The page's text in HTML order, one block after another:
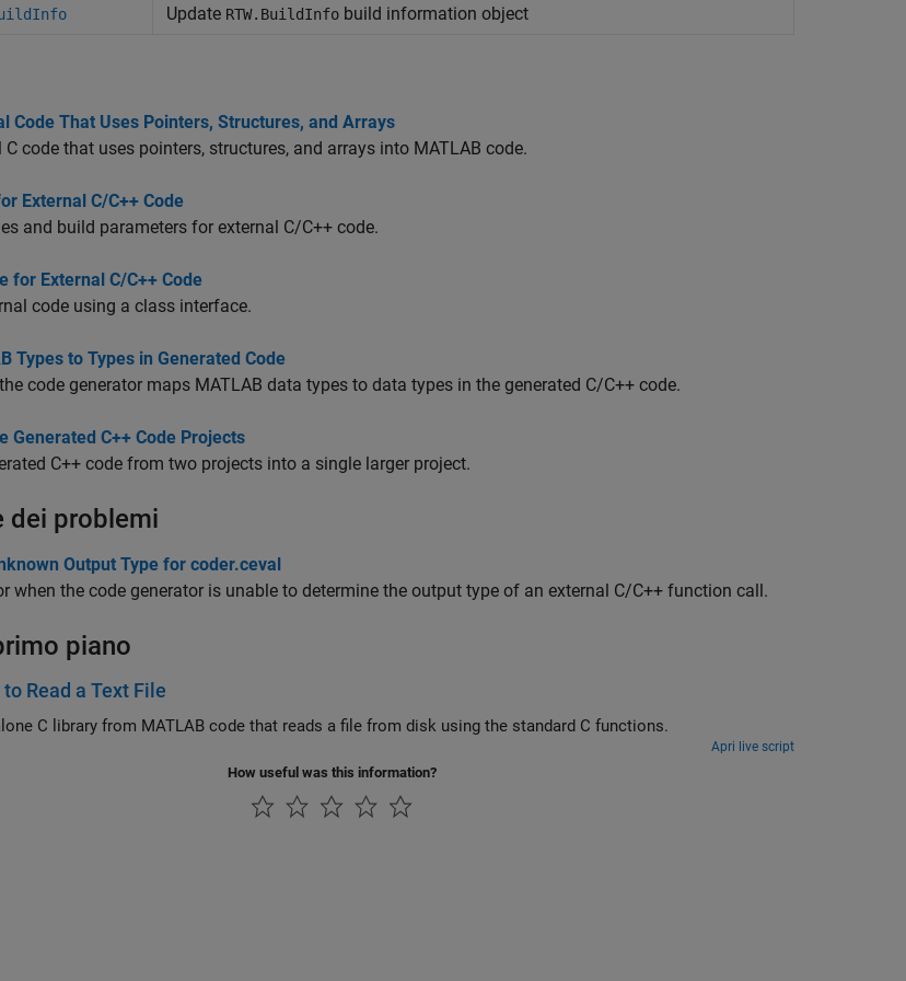
Update RTW.BuildInfo build information object
Code That Uses Pointers, Structures, and Arrays
C code that uses pointers, structures, and arrays into MATLAB code.
External C/C++ Code
and build parameters for external C/C++ code.
for External C/C++ Code
code using a class interface.
Types to Types in Generated Code
code generator maps MATLAB data types to data types in the generated C/C++ code.
Generated C++ Code Projects
C++ code from two projects into a single larger project.
dei problemi
Output Type for coder.ceval
when the code generator is unable to determine the output type of an external C/C++ function call.
piano
Read a Text File
Generate a standalone C library from MATLAB code that reads a file from disk using the standard C functions.
Apri live script
How useful was this information?